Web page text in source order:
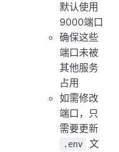
默认使用
9000端口
确保这些
端口未被
其他服务
占用
如需修改
端口，只
需要更新
.env
文